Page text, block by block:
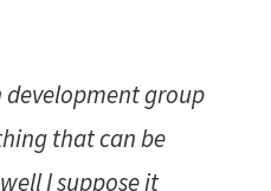
development group
that can be
I suppose it